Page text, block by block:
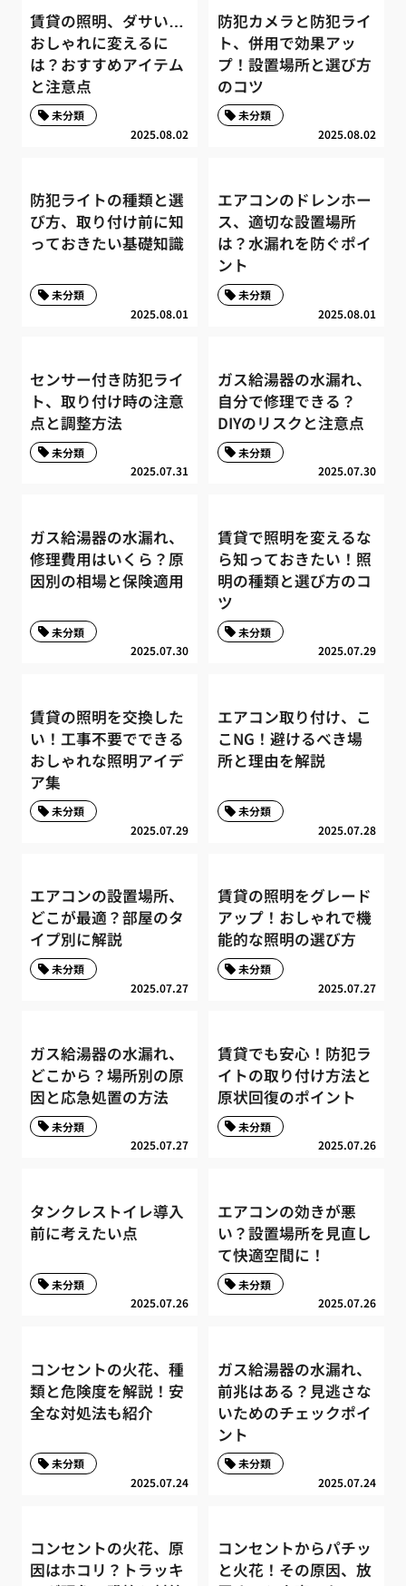
賃貸の照明、ダサい…
おしゃれに変えるに
は？おすすめアイテム
と注意点
2025.08.02
未分類
防犯カメラと防犯ライ
ト、併用で効果アッ
プ！設置場所と選び方
のコツ
2025.08.02
未分類
防犯ライトの種類と選
び方、取り付け前に知
っておきたい基礎知識
2025.08.01
未分類
エアコンのドレンホー
ス、適切な設置場所
は？水漏れを防ぐポイ
ント
2025.08.01
未分類
センサー付き防犯ライ
ト、取り付け時の注意
点と調整方法
2025.07.31
未分類
ガス給湯器の水漏れ、
自分で修理できる？
DIYのリスクと注意点
2025.07.30
未分類
ガス給湯器の水漏れ、
修理費用はいくら？原
因別の相場と保険適用
2025.07.30
未分類
賃貸で照明を変えるな
ら知っておきたい！照
明の種類と選び方のコ
ツ
2025.07.29
未分類
賃貸の照明を交換した
い！工事不要でできる
おしゃれな照明アイデ
ア集
2025.07.29
未分類
エアコン取り付け、こ
こNG！避けるべき場
所と理由を解説
2025.07.28
未分類
エアコンの設置場所、
どこが最適？部屋のタ
イプ別に解説
2025.07.27
未分類
賃貸の照明をグレード
アップ！おしゃれで機
能的な照明の選び方
2025.07.27
未分類
ガス給湯器の水漏れ、
どこから？場所別の原
因と応急処置の方法
2025.07.27
未分類
賃貸でも安心！防犯ラ
イトの取り付け方法と
原状回復のポイント
2025.07.26
未分類
タンクレストイレ導入
前に考えたい点
2025.07.26
未分類
エアコンの効きが悪
い？設置場所を見直し
て快適空間に！
2025.07.26
未分類
コンセントの火花、種
類と危険度を解説！安
全な対処法も紹介
2025.07.24
未分類
ガス給湯器の水漏れ、
前兆はある？見逃さな
いためのチェックポイ
ント
2025.07.24
未分類
コンセントの火花、原
因はホコリ？トラッキ
コンセントからパチッ
と火花！その原因、放